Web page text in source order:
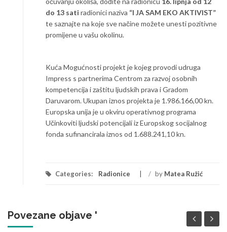
do 13 sati radionici naziva “I JA SAM EKO AKTIVIST”
te saznajte na koje sve načine možete unesti pozitivne
promijene u vašu okolinu.
Kuća Mogućnosti projekt je kojeg provodi udruga
Impress s partnerima Centrom za razvoj osobnih
kompetencija i zaštitu ljudskih prava i Gradom
Daruvarom. Ukupan iznos projekta je 1.986.166,00 kn.
Europska unija je u okviru operativnog programa
Učinkoviti ljudski potencijali iz Europskog socijalnog
fonda sufinancirala iznos od 1.688.241,10 kn.
Categories: Radionice / by Matea Ružić
Povezane objave '